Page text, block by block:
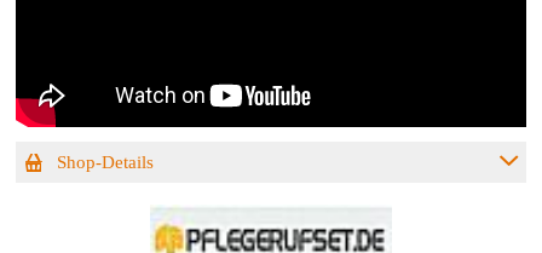
Shop-Details